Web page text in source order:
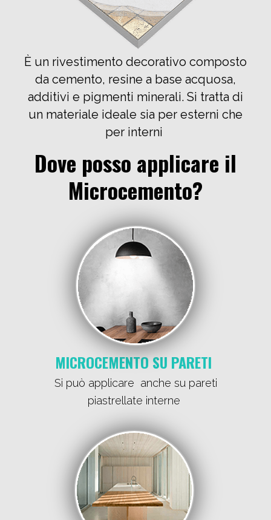
Dove posso applicare il
Microcemento?
È un rivestimento decorativo composto
da cemento, resine a base acquosa,
additivi e pigmenti minerali. Si tratta di
un materiale ideale sia per esterni che
per interni
MICROCEMENTO SU PARETI
Si può applicare anche su pareti
piastrellate interne